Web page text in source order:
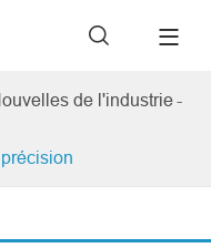

de l'industrie